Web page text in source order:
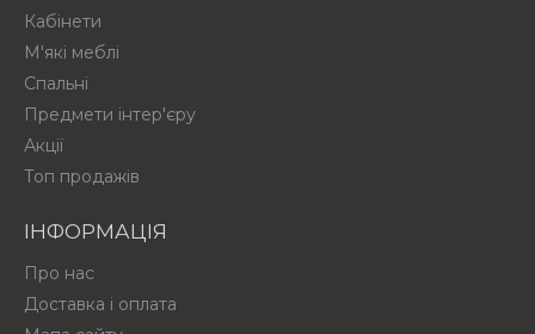
Кабінети
М'які меблі
Спальні
Предмети інтер'єру
Акції
Топ продажів
ІНФОРМАЦІЯ
Про нас
Доставка і оплата